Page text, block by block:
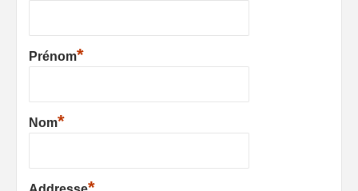
Prénom*
Nom*